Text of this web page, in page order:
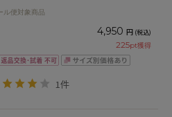
ル便対象商品
4,950 円 (税込)
225pt獲得
1件